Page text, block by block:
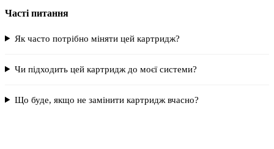
Часті питання
Як часто потрібно міняти цей картридж?
Чи підходить цей картридж до моєї системи?
Що буде, якщо не замінити картридж вчасно?